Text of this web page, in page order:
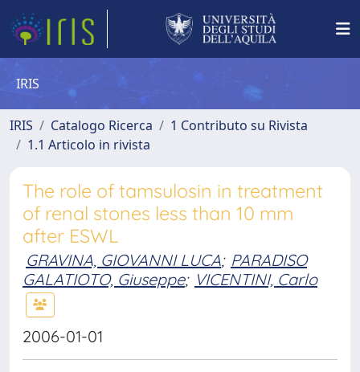
IRIS
IRIS Catalogo Ricerca
1 Contributo su Rivista
1.1 Articolo in rivista
The role of tamsulosin in treatment
of renal stones less than 10 mm
after ESWL
GRAVINA, GIOVANNI LUCA; PARADISO
GALATIOTO, Giuseppe; VICENTINI, Carlo
2006-01-01